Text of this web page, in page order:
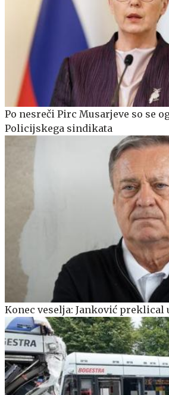
Po nesreči Pirc Musarjeve so se
Policijskega sindikata
Konec veselja: Janković preklical